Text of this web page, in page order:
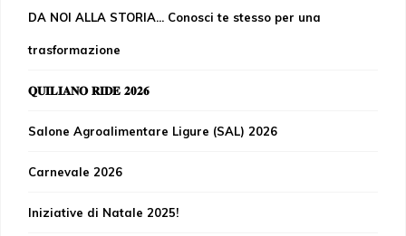
DA NOI ALLA STORIA... Conosci te stesso per una
trasformazione
𝐐𝐔𝐈𝐋𝐈𝐀𝐍𝐎 𝐑𝐈𝐃𝐄 𝟐𝟎𝟐𝟔
Salone Agroalimentare Ligure (SAL) 2026
Carnevale 2026
Iniziative di Natale 2025!